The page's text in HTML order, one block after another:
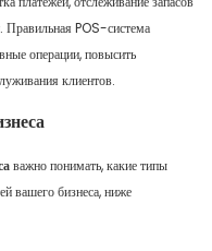
Правильная POS-система
операции, повысить
клиентов.
важно понимать, какие типы
вашего бизнеса, ниже